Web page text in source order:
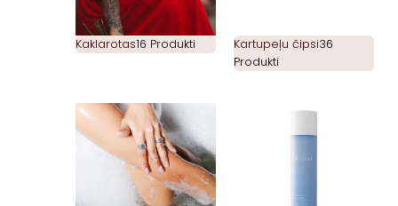
Kaklarotas16 Produkti Kartupeļu čipsi36
Produkti